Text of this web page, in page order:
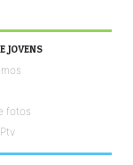
JOVENS
fotos